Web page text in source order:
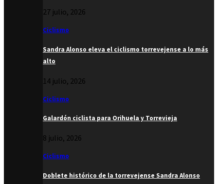
27 julio, 2026
Ciclismo
Sandra Alonso eleva el ciclismo torrevejense a lo más
alto
14 julio, 2026
Ciclismo
Galardón ciclista para Orihuela y Torrevieja
8 julio, 2026
Ciclismo
Doblete histórico de la torrevejense Sandra Alonso